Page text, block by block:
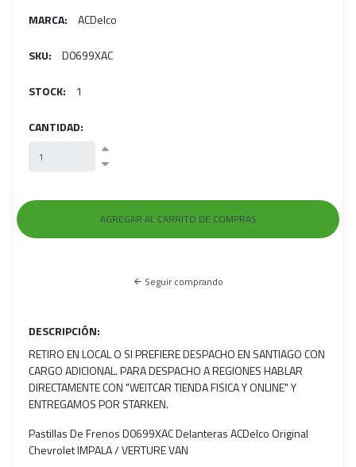
MARCA: ACDelco
SKU: D0699XAC
STOCK: 1
CANTIDAD:
Seguir comprando
DESCRIPCIÓN:
RETIRO EN LOCAL O SI PREFIERE DESPACHO EN SANTIAGO CON
CARGO ADICIONAL. PARA DESPACHO A REGIONES HABLAR
DIRECTAMENTE CON "WEITCAR TIENDA FISICA Y ONLINE" Y
ENTREGAMOS POR STARKEN.
Pastillas De Frenos D0699XAC Delanteras ACDelco Original
Chevrolet IMPALA / VERTURE VAN